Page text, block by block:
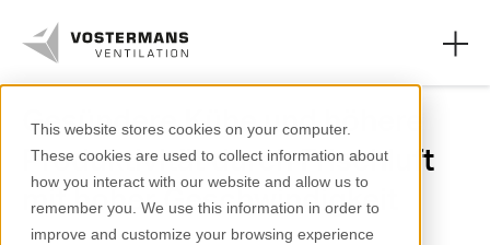
This website stores cookies on your computer.
These cookies are used to collect information about
how you interact with our website and allow us to
remember you. We use this information in order to
improve and customize your browsing experience
Ventilatoren
Landwirtschaftliche Segmente
Gesündere Kühe und höhere
Produktivität durch Frischluft
mit hoher Geschwindigkeit